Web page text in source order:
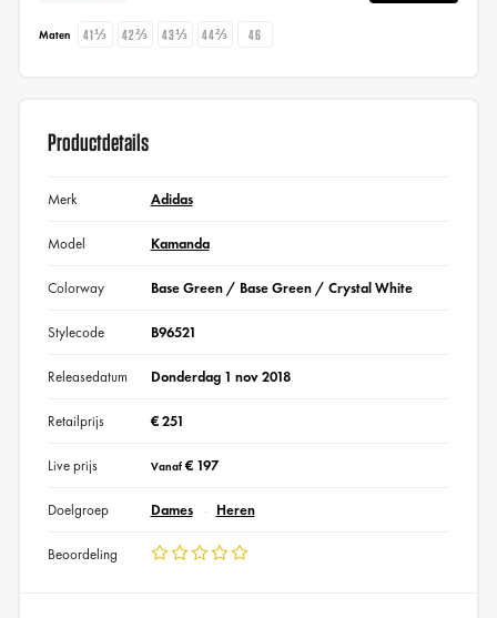
Maten 41⅓ 42⅔ 43⅓ 44⅔ 46
Productdetails
Merk Adidas
Model Kamanda
Colorway Base Green / Base Green / Crystal White
Stylecode B96521
Releasedatum Donderdag 1 nov 2018
Retailprijs € 251
Live prijs Vanaf€ 197
Doelgroep Dames Heren
Beoordeling